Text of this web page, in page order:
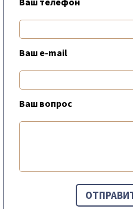
Ваш e-mail
Ваш вопрос